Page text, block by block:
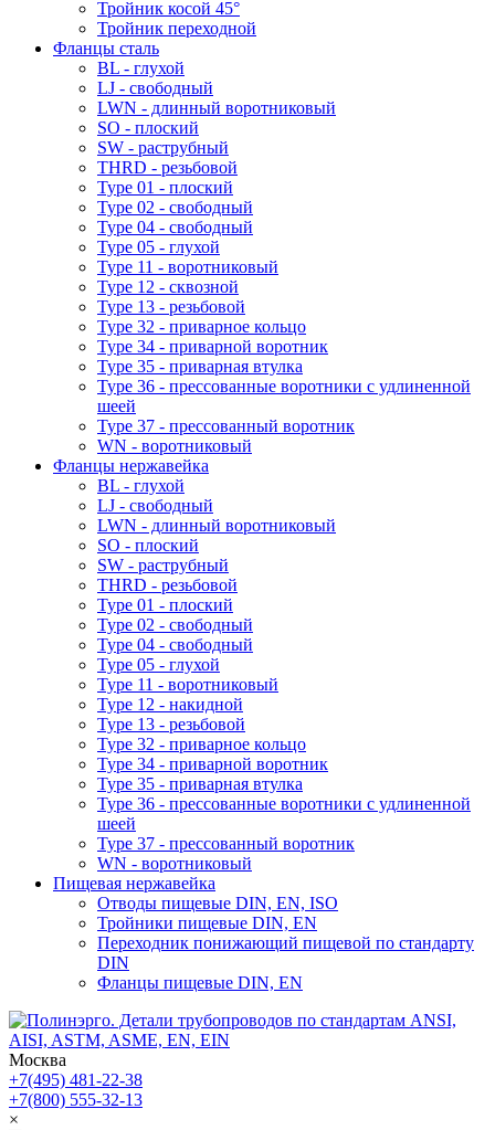
Тройник косой 45°
Тройник переходной
Фланцы сталь
BL - глухой
LJ - свободный
LWN - длинный воротниковый
SO - плоский
SW - раструбный
THRD - резьбовой
Type 01 - плоский
Type 02 - свободный
Type 04 - свободный
Type 05 - глухой
Type 11 - воротниковый
Type 12 - сквозной
Type 13 - резьбовой
Type 32 - приварное кольцо
Type 34 - приварной воротник
Type 35 - приварная втулка
Type 36 - прессованные воротники с удлиненной
шеей
Type 37 - прессованный воротник
WN - воротниковый
Фланцы нержавейка
BL - глухой
LJ - свободный
LWN - длинный воротниковый
SO - плоский
SW - раструбный
THRD - резьбовой
Type 01 - плоский
Type 02 - свободный
Type 04 - свободный
Type 05 - глухой
Type 11 - воротниковый
Type 12 - накидной
Type 13 - резьбовой
Type 32 - приварное кольцо
Type 34 - приварной воротник
Type 35 - приварная втулка
Type 36 - прессованные воротники с удлиненной
шеей
Type 37 - прессованный воротник
WN - воротниковый
Пищевая нержавейка
Отводы пищевые DIN, EN, ISO
Тройники пищевые DIN, EN
Переходник понижающий пищевой по стандарту
DIN
Фланцы пищевые DIN, EN
Москва
+7(495) 481-22-38
+7(800) 555-32-13
×